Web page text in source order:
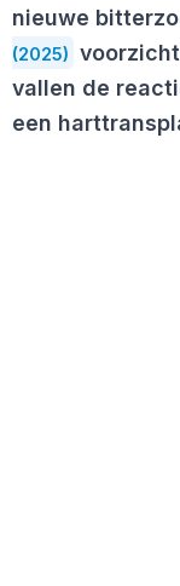
nieuwe
(2025)
vallen de
een